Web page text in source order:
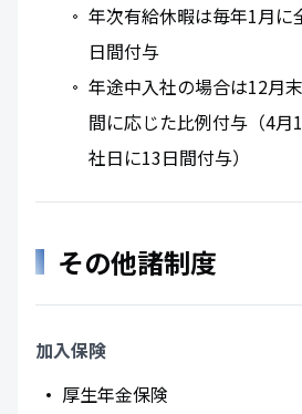
年次有給休暇は毎年1月に
日間付与
年途中入社の場合は12月
間に応じた比例付与（4月
社日に13日間付与）
その他諸制度
加入保険
厚生年金保険